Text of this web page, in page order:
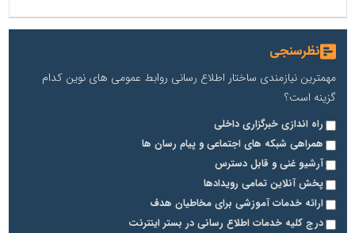
نظرسنجی
مهمترین نیازمندی ساختار اطلاع رسانی روابط عمومی های نوین کدام
گزینه است؟
راه اندازی خبرگزاری داخلی
همراهی شبکه های اجتماعی و پیام رسان ها
آرشیو غنی و قابل دسترس
پخش آنلاین تمامی رویدادها
ارائه خدمات آموزشی برای مخاطیان هدف
درج کلیه خدمات اطلاع رسانی در بستر اینترنت